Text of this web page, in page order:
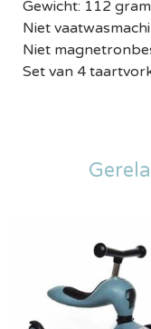
Gewicht: 112 gram
Niet
Niet
Set van 4